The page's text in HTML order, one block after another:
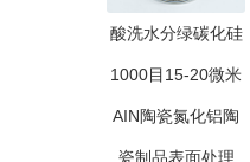
酸洗水分绿碳化硅
1000目15-20微米
AIN陶瓷氮化铝陶
瓷制品表面处理